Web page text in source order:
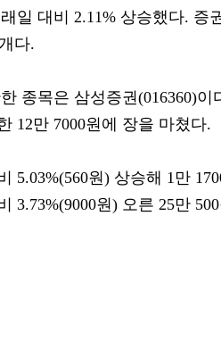
일 대비 2.11% 상승했다. 증
다.
종목은 삼성증권(016360)이
12만 7000원에 장을 마쳤다.
5.03%(560원) 상승해 1만
3.73%(9000원) 오른 25만